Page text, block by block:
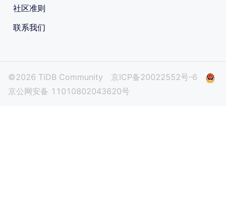
社区准则
联系我们
©2026 TiDB Community
京ICP备20022552号-6
京公网安备 11010802043620号